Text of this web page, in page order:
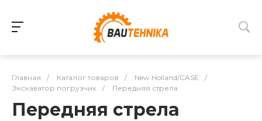
Главная / Каталог товаров / New Holland/CASE
/
Экскаватор погрузчик
/ Передняя стрела
Передняя стрела